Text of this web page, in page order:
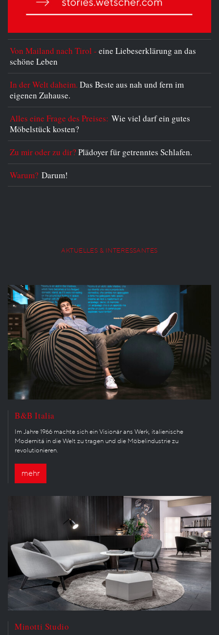
Von Mailand nach Tirol -eine Liebeserklärung an das
schöne Leben
In der Welt daheim.Das Beste aus nah und fern im
eigenen Zuhause.
Alles eine Frage des Preises:Wie viel darf ein gutes
Möbelstück kosten?
Zu mir oder zu dir?Plädoyer für getrenntes Schlafen.
Warum?Darum!
AKTUELLES & INTERESSANTES
B&B Italia
Im Jahre 1966 machte sich ein Visionär ans Werk, italienische
Modernitá in die Welt zu tragen und die Möbelindustrie zu
revolutionieren.
mehr
Minotti Studio